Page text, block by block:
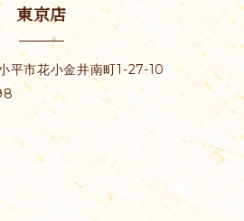
東京店
平市花小金井南町1-27-10